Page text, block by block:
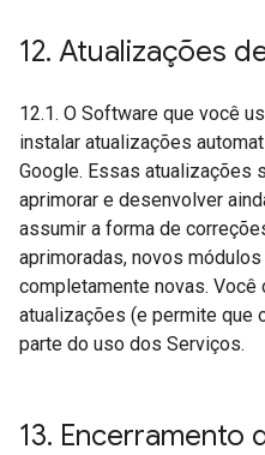
12. Atualizações
12.1. O Software que você
instalar atualizações
Google. Essas atualizações
aprimorar e desenvolver
assumir a forma de
aprimoradas, novos
completamente novas.
atualizações (e permite que
parte do uso dos Serviços.
13. Encerramento